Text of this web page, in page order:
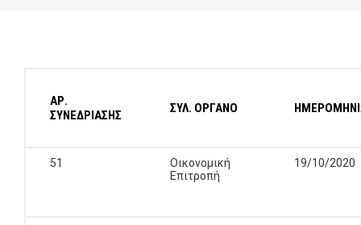
ΑΡ.
ΣΥΝΕΔΡΙΑΣΗΣ
ΣΥΛ. ΟΡΓΑΝΟ
51
Οικονομική
Επιτροπή
19/10/2020